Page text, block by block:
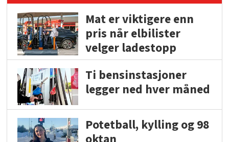
Mat er viktigere enn
pris når elbilister
velger ladestopp
Ti bensinstasjoner
legger ned hver måned
Potetball, kylling og 98